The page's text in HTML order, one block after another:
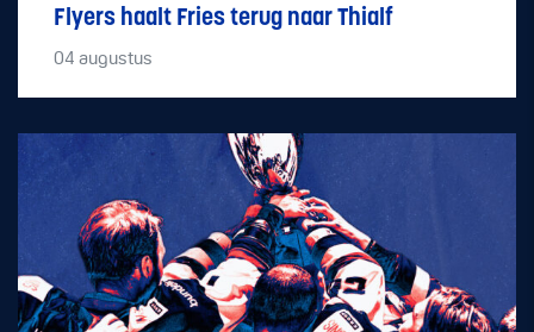
Flyers haalt Fries terug naar Thialf
04 augustus